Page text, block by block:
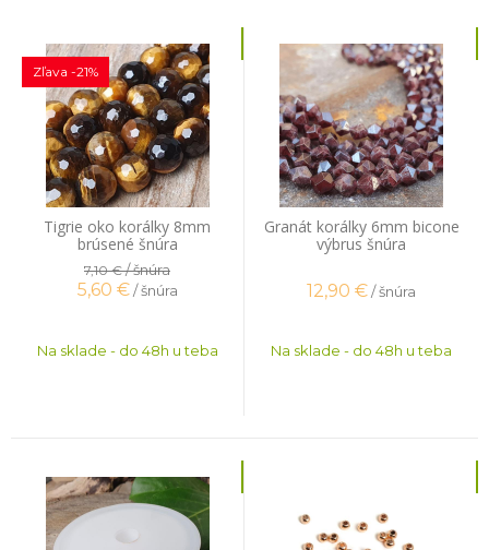
Tigrie oko korálky 8mm
brúsené šnúra
Zľava -21%
7,10 €/ šnúra
5,60 € / šnúra
Na sklade - do 48h u teba
Granát korálky 6mm bicone
výbrus šnúra
12,90 €/ šnúra
Na sklade - do 48h u teba